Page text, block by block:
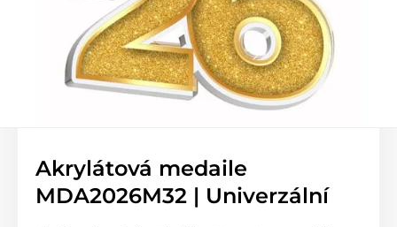
Akrylátová medaile
MDA2026M32 | Univerzální